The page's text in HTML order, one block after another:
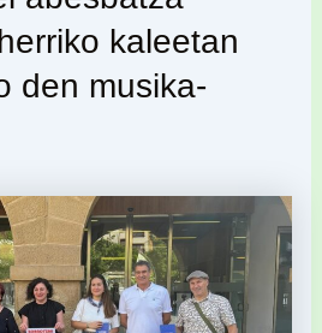
kaleetan
den musika-